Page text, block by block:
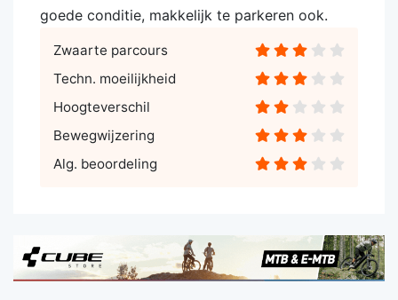
goede conditie, makkelijk te parkeren ook.
Zwaarte parcours
Techn. moeilijkheid
Hoogteverschil
Bewegwijzering
Alg. beoordeling